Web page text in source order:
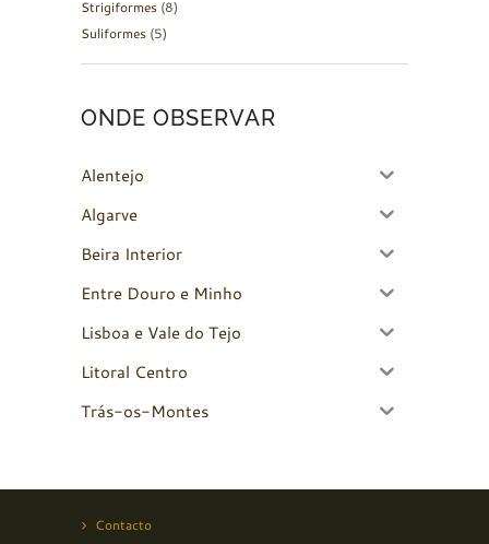
Strigiformes (8)
Suliformes (5)
ONDE OBSERVAR
Alentejo
Algarve
Beira Interior
Entre Douro e Minho
Lisboa e Vale do Tejo
Litoral Centro
Trás-os-Montes
Contacto